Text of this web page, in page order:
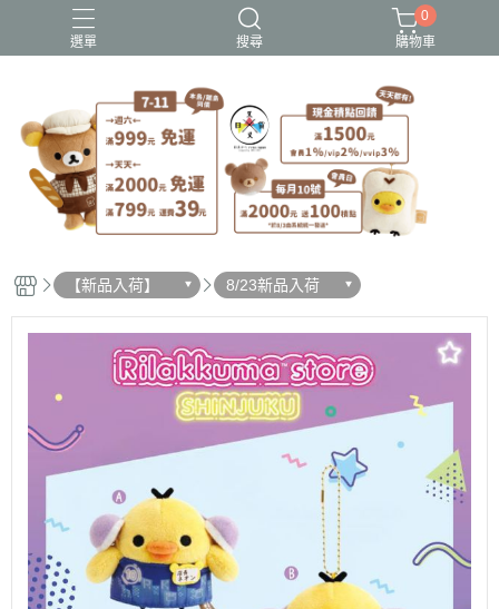
選單 搜尋
史努比歐拉夫 吉伊卡哇 憂傷馬戲團
拉拉熊
迪士尼-玩具總動員
0
購物車
【新品入荷】 8/23新品入荷